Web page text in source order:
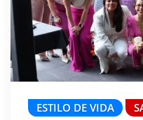
ESTILO DE VIDA